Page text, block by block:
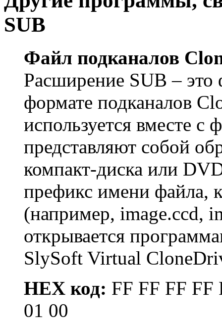
SUB
Файл подканалов
Расширение SUB – это
формате подканалов
используется вместе с
представляют собой
компакт-диска или
префикс имени файла,
(например, image.ccd,
открывается
SlySoft Virtual
HEX код: FF FF FF FF
01 00